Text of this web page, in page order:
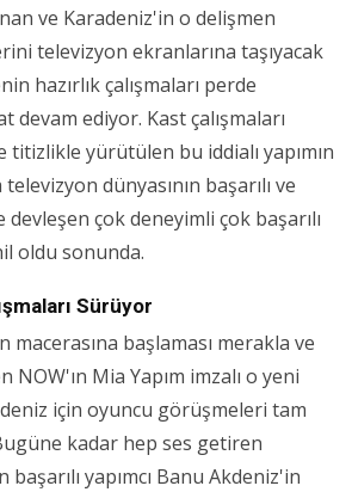
ve Karadeniz'in o delişmen
televizyon ekranlarına taşıyacak
hazırlık çalışmaları perde
devam ediyor. Kast çalışmaları
yürütülen bu iddialı yapımın
dünyasının başarılı ve
çok deneyimli çok başarılı
oldu sonunda.
Sürüyor
macerasına başlaması merakla ve
NOW'ın Mia Yapım imzalı o yeni
için oyuncu görüşmeleri tam
kadar hep ses getiren
yapımcı Banu Akdeniz'in